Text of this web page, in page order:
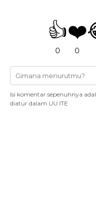
👍
0
❤️
0
Isi komentar sepenuhnya
diatur dalam UU ITE